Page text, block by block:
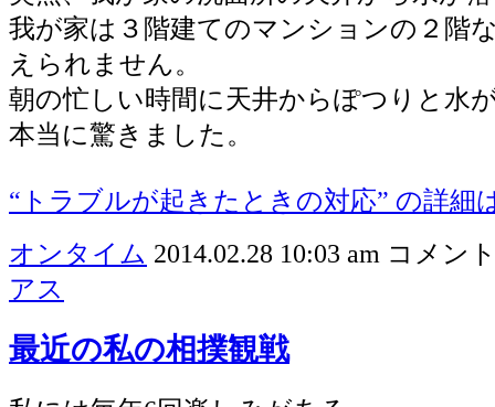
我が家は３階建てのマンションの２階
えられません。
朝の忙しい時間に天井からぽつりと水
本当に驚きました。
“トラブルが起きたときの対応” の詳細
オンタイム 2014.02.28 10:03 am コメン
アス
最近の私の相撲観戦